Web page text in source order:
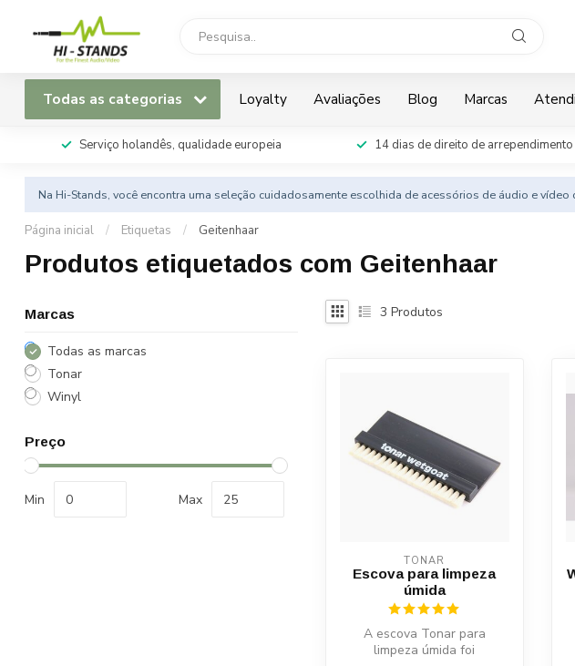
Todas as categorias Loyalty Avaliações Blog Marcas
Serviço holandês, qualidade europeia 14 dias de direito de arrependimento
Na Hi-Stands, você encontra uma seleção cuidadosamente escolhida de acessórios de áudio e vídeo
Página inicial / Etiquetas / Geitenhaar
Produtos etiquetados com Geitenhaar
Marcas
Todas as marcas
Tonar
Winyl
Preço
Min Max
3 Produtos
TONAR
Escova para limpeza
úmida
A escova Tonar para
limpeza úmida foi